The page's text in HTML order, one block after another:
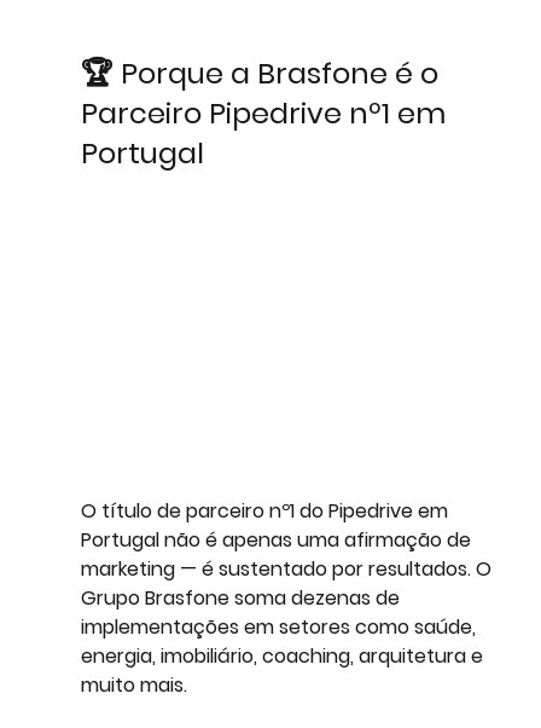
🏆 Porque a Brasfone é o
Parceiro Pipedrive nº1 em
Portugal
O título de parceiro nº1 do Pipedrive em
Portugal não é apenas uma afirmação de
marketing — é sustentado por resultados. O
Grupo Brasfone soma dezenas de
implementações em setores como saúde,
energia, imobiliário, coaching, arquitetura e
muito mais.